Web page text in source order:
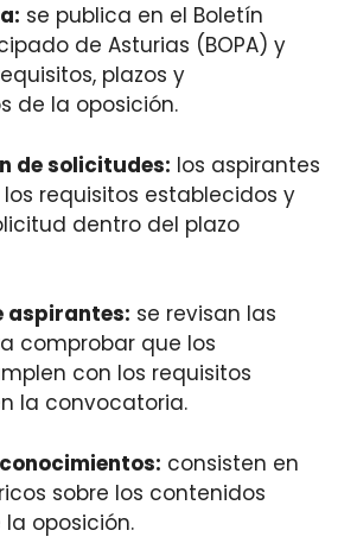
: se publica en el Boletín
de Asturias (BOPA) y
plazos y
de la oposición.
de solicitudes: los aspirantes
requisitos establecidos y
dentro del plazo
aspirantes: se revisan las
comprobar que los
con los requisitos
la convocatoria.
: consisten en
sobre los contenidos
oposición.